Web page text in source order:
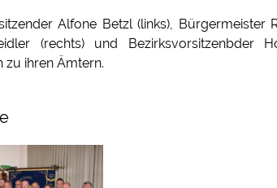
Alfone Betzl (links), Bürgermeister
(rechts) und Bezirksvorsitzenbder
zu ihren Ämtern.